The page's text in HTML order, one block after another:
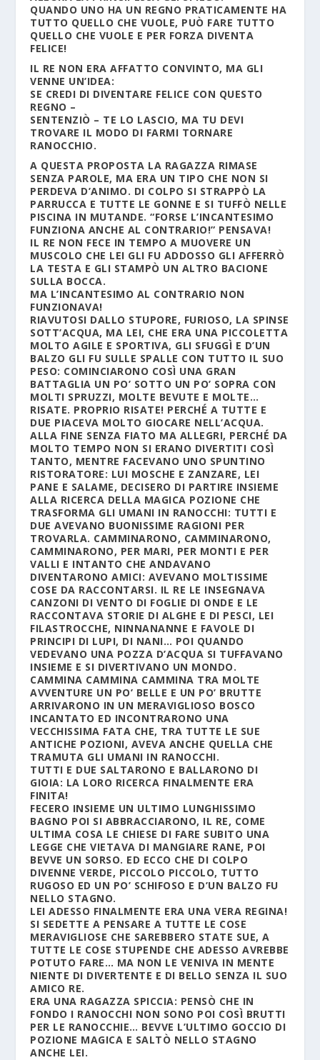
QUANDO UNO HA UN REGNO PRATICAMENTE HA
TUTTO QUELLO CHE VUOLE, PUÒ FARE TUTTO
QUELLO CHE VUOLE E PER FORZA DIVENTA
FELICE!
IL RE NON ERA AFFATTO CONVINTO, MA GLI
VENNE UN’IDEA:
SE CREDI DI DIVENTARE FELICE CON QUESTO
REGNO –
SENTENZIÒ – TE LO LASCIO, MA TU DEVI
TROVARE IL MODO DI FARMI TORNARE
RANOCCHIO.
A QUESTA PROPOSTA LA RAGAZZA RIMASE
SENZA PAROLE, MA ERA UN TIPO CHE NON SI
PERDEVA D’ANIMO. DI COLPO SI STRAPPÒ LA
PARRUCCA E TUTTE LE GONNE E SI TUFFÒ NELLE
PISCINA IN MUTANDE. “FORSE L’INCANTESIMO
FUNZIONA ANCHE AL CONTRARIO!” PENSAVA!
IL RE NON FECE IN TEMPO A MUOVERE UN
MUSCOLO CHE LEI GLI FU ADDOSSO GLI AFFERRÒ
LA TESTA E GLI STAMPÒ UN ALTRO BACIONE
SULLA BOCCA.
MA L’INCANTESIMO AL CONTRARIO NON
FUNZIONAVA!
RIAVUTOSI DALLO STUPORE, FURIOSO, LA SPINSE
SOTT’ACQUA, MA LEI, CHE ERA UNA PICCOLETTA
MOLTO AGILE E SPORTIVA, GLI SFUGGÌ E D’UN
BALZO GLI FU SULLE SPALLE CON TUTTO IL SUO
PESO: COMINCIARONO COSÌ UNA GRAN
BATTAGLIA UN PO’ SOTTO UN PO’ SOPRA CON
MOLTI SPRUZZI, MOLTE BEVUTE E MOLTE…
RISATE. PROPRIO RISATE! PERCHÉ A TUTTE E
DUE PIACEVA MOLTO GIOCARE NELL’ACQUA.
ALLA FINE SENZA FIATO MA ALLEGRI, PERCHÉ DA
MOLTO TEMPO NON SI ERANO DIVERTITI COSÌ
TANTO, MENTRE FACEVANO UNO SPUNTINO
RISTORATORE: LUI MOSCHE E ZANZARE, LEI
PANE E SALAME, DECISERO DI PARTIRE INSIEME
ALLA RICERCA DELLA MAGICA POZIONE CHE
TRASFORMA GLI UMANI IN RANOCCHI: TUTTI E
DUE AVEVANO BUONISSIME RAGIONI PER
TROVARLA. CAMMINARONO, CAMMINARONO,
CAMMINARONO, PER MARI, PER MONTI E PER
VALLI E INTANTO CHE ANDAVANO
DIVENTARONO AMICI: AVEVANO MOLTISSIME
COSE DA RACCONTARSI. IL RE LE INSEGNAVA
CANZONI DI VENTO DI FOGLIE DI ONDE E LE
RACCONTAVA STORIE DI ALGHE E DI PESCI, LEI
FILASTROCCHE, NINNANANNE E FAVOLE DI
PRINCIPI DI LUPI, DI NANI… POI QUANDO
VEDEVANO UNA POZZA D’ACQUA SI TUFFAVANO
INSIEME E SI DIVERTIVANO UN MONDO.
CAMMINA CAMMINA CAMMINA TRA MOLTE
AVVENTURE UN PO’ BELLE E UN PO’ BRUTTE
ARRIVARONO IN UN MERAVIGLIOSO BOSCO
INCANTATO ED INCONTRARONO UNA
VECCHISSIMA FATA CHE, TRA TUTTE LE SUE
ANTICHE POZIONI, AVEVA ANCHE QUELLA CHE
TRAMUTA GLI UMANI IN RANOCCHI.
TUTTI E DUE SALTARONO E BALLARONO DI
GIOIA: LA LORO RICERCA FINALMENTE ERA
FINITA!
FECERO INSIEME UN ULTIMO LUNGHISSIMO
BAGNO POI SI ABBRACCIARONO, IL RE, COME
ULTIMA COSA LE CHIESE DI FARE SUBITO UNA
LEGGE CHE VIETAVA DI MANGIARE RANE, POI
BEVVE UN SORSO. ED ECCO CHE DI COLPO
DIVENNE VERDE, PICCOLO PICCOLO, TUTTO
RUGOSO ED UN PO’ SCHIFOSO E D’UN BALZO FU
NELLO STAGNO.
LEI ADESSO FINALMENTE ERA UNA VERA REGINA!
SI SEDETTE A PENSARE A TUTTE LE COSE
MERAVIGLIOSE CHE SAREBBERO STATE SUE, A
TUTTE LE COSE STUPENDE CHE ADESSO AVREBBE
POTUTO FARE… MA NON LE VENIVA IN MENTE
NIENTE DI DIVERTENTE E DI BELLO SENZA IL SUO
AMICO RE.
ERA UNA RAGAZZA SPICCIA: PENSÒ CHE IN
FONDO I RANOCCHI NON SONO POI COSÌ BRUTTI
PER LE RANOCCHIE… BEVVE L’ULTIMO GOCCIO DI
POZIONE MAGICA E SALTÒ NELLO STAGNO
ANCHE LEI.